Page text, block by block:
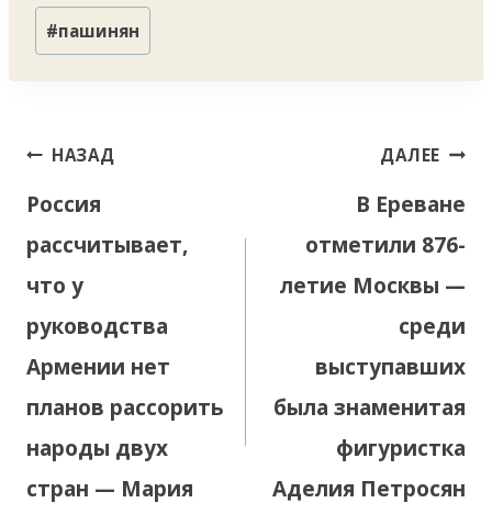
#пашинян
Навигация
записям
НАЗАД
Россия
рассчитывает,
что у
руководства
Армении нет
планов рассорить
народы двух
стран — Мария
ДАЛЕЕ
В Ереване
отметили 876-
летие Москвы —
среди
выступавших
была знаменитая
фигуристка
Аделия Петросян